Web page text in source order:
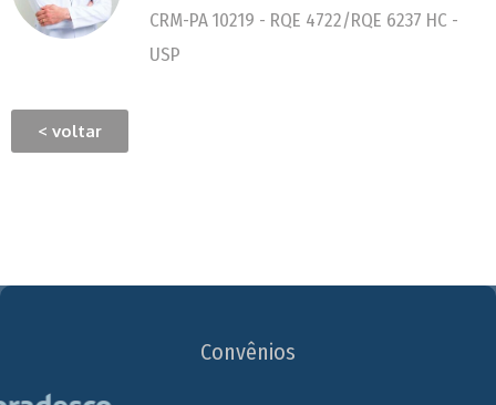
CRM-PA 10219 - RQE 4722/RQE 6237 HC -
USP
< voltar
Convênios